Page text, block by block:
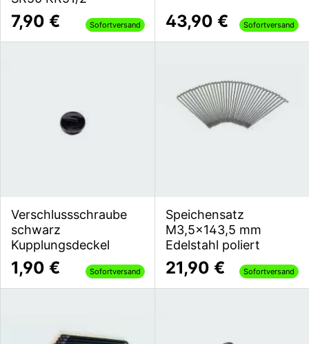
7,90 € Sofortversand 43,90 € Sofortversand
Verschlussschraube
schwarz
Kupplungsdeckel
1,90 € Sofortversand
Speichensatz
M3,5x143,5 mm
Edelstahl poliert
21,90 € Sofortversand